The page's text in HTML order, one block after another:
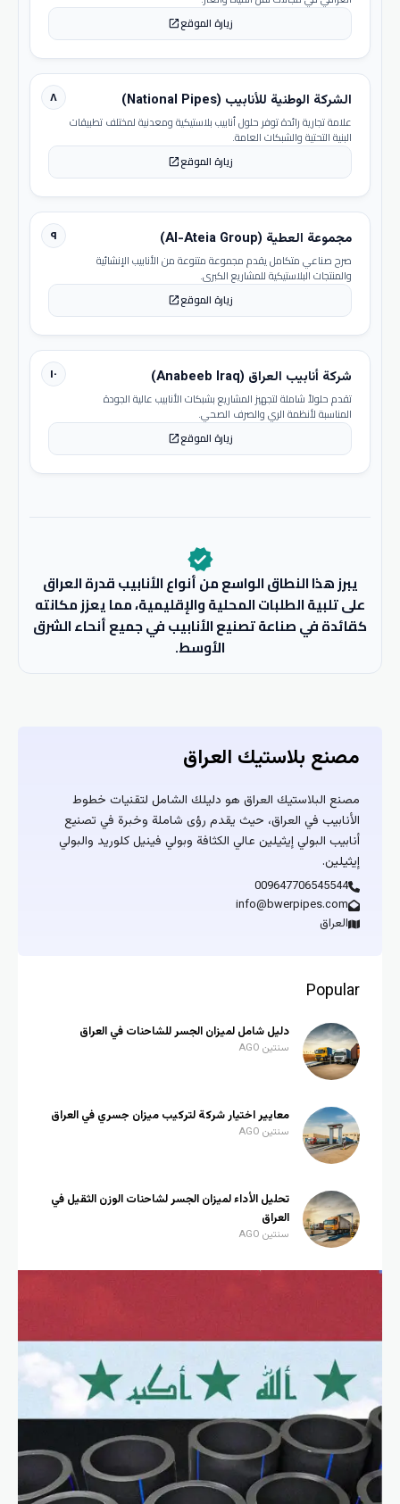
زيارة الموقعopen_in_new
٨ الشركة الوطنية للأنابيب (National Pipes)
علامة تجارية رائدة توفر حلول أنابيب بلاستيكية ومعدنية لمختلف تطبيقات
البنية التحتية والشبكات العامة.
زيارة الموقعopen_in_new
٩ مجموعة العطية (Al-Ateia Group)
صرح صناعي متكامل يقدم مجموعة متنوعة من الأنابيب الإنشائية
والمنتجات البلاستيكية للمشاريع الكبرى.
زيارة الموقعopen_in_new
١٠ شركة أنابيب العراق (Anabeeb Iraq)
تقدم حلولاً شاملة لتجهيز المشاريع بشبكات الأنابيب عالية الجودة
المناسبة لأنظمة الري والصرف الصحي.
زيارة الموقعopen_in_new
verified
يبرز هذا النطاق الواسع من أنواع الأنابيب قدرة العراق
على تلبية الطلبات المحلية والإقليمية، مما يعزز مكانته
كقائدة في صناعة تصنيع الأنابيب في جميع أنحاء الشرق
الأوسط.
مصنع بلاستيك العراق
مصنع البلاستيك العراق هو دليلك الشامل لتقنيات خطوط
الأنابيب في العراق، حيث يقدم رؤى شاملة وخبرة في تصنيع
أنابيب البولي إيثيلين عالي الكثافة وبولي فينيل كلوريد والبولي
إيثيلين.
009647706545544
info@bwerpipes.com
العراق
Popular
دليل شامل لميزان الجسر للشاحنات في العراق
سنتين AGO
معايير اختيار شركة لتركيب ميزان جسري في العراق
سنتين AGO
تحليل الأداء لميزان الجسر لشاحنات الوزن الثقيل في
العراق
سنتين AGO